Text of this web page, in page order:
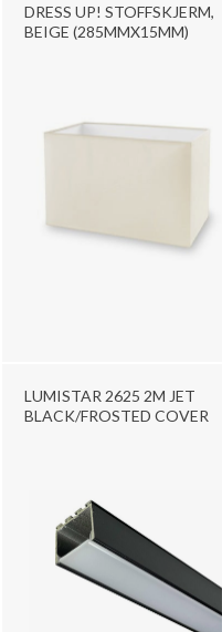
DRESS UP! STOFFSKJERM,
BEIGE (285MMX15MM)
LUMISTAR 2625 2M JET
BLACK/FROSTED COVER